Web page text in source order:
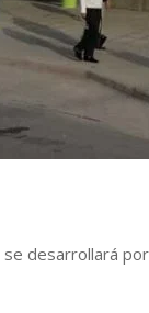
se desarrollará